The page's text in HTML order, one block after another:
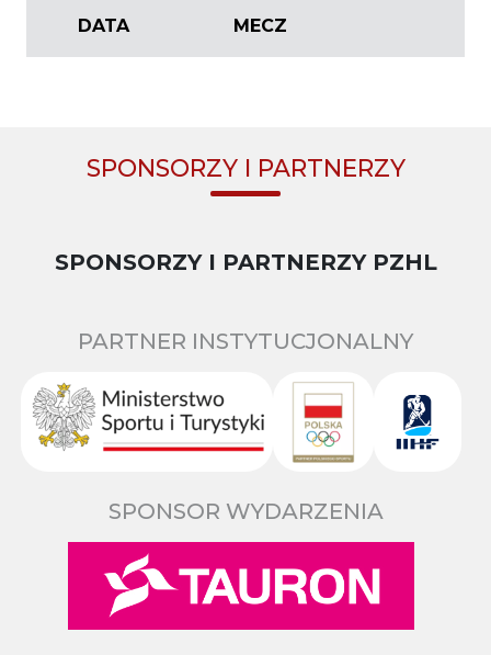
DATA MECZ
SPONSORZY I PARTNERZY
SPONSORZY I PARTNERZY PZHL
PARTNER INSTYTUCJONALNY
SPONSOR WYDARZENIA